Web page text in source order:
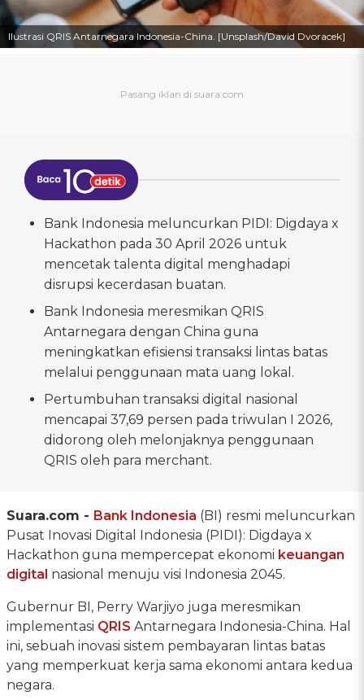
Ilustrasi QRIS Antarnegara Indonesia-China. [Unsplash/David Dvoracek]
Bank Indonesia meluncurkan PIDI: Digdaya x
Hackathon pada 30 April 2026 untuk
mencetak talenta digital menghadapi
disrupsi kecerdasan buatan.
Bank Indonesia meresmikan QRIS
Antarnegara dengan China guna
meningkatkan efisiensi transaksi lintas batas
melalui penggunaan mata uang lokal.
Pertumbuhan transaksi digital nasional
mencapai 37,69 persen pada triwulan I 2026,
didorong oleh melonjaknya penggunaan
QRIS oleh para merchant.
Suara.com - Bank Indonesia (BI) resmi meluncurkan
Pusat Inovasi Digital Indonesia (PIDI): Digdaya x
Hackathon guna mempercepat ekonomi keuangan
digital nasional menuju visi Indonesia 2045.
Gubernur BI, Perry Warjiyo juga meresmikan
implementasi QRIS Antarnegara Indonesia-China. Hal
ini, sebuah inovasi sistem pembayaran lintas batas
yang memperkuat kerja sama ekonomi antara kedua
negara.